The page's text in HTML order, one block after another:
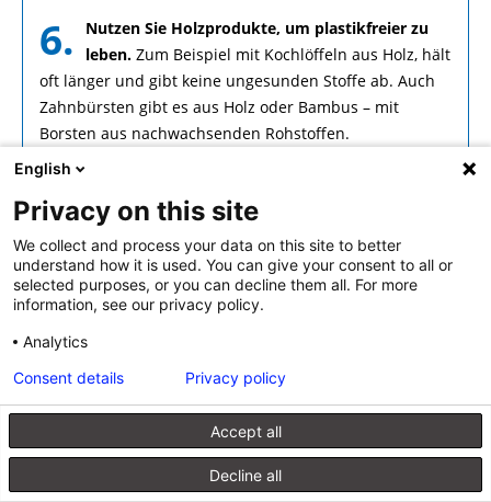
6.
Nutzen Sie Holzprodukte, um plastikfreier zu
leben. Zum Beispiel mit Kochlöffeln aus Holz, hält
oft länger und gibt keine ungesunden Stoffe ab. Auch
Zahnbürsten gibt es aus Holz oder Bambus – mit
Borsten aus nachwachsenden Rohstoffen.
Beitragsnavigation
«Energieversorgung: Mit
Wärmepumpen zurück auf 1,5°C-
Pfad
UmweltBriefe im September
Datenschutzerklärung
Produktsicherheit (GPSR)
English
Privacy on this site
We collect and process your data on this site to better
understand how it is used. You can give your consent to all or
selected purposes, or you can decline them all. For more
information, see our privacy policy.
Analytics
Accept all
Decline all
Consent details Privacy policy